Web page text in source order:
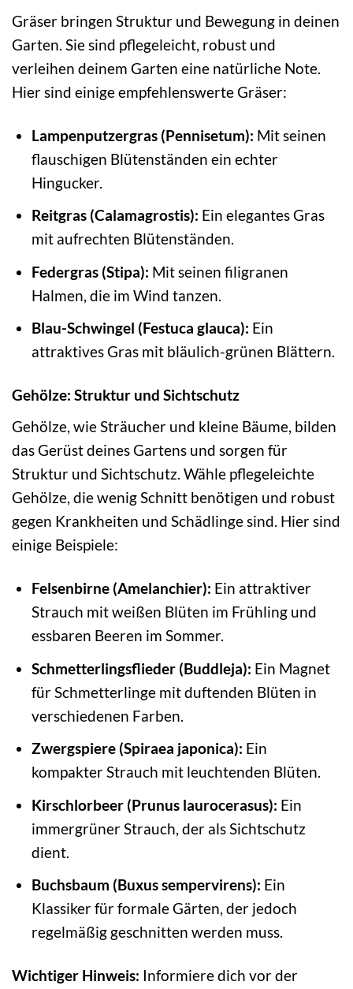
Gräser bringen Struktur und Bewegung in deinen
Garten. Sie sind pflegeleicht, robust und
verleihen deinem Garten eine natürliche Note.
Hier sind einige empfehlenswerte Gräser:
Lampenputzergras (Pennisetum): Mit seinen
flauschigen Blütenständen ein echter
Hingucker.
Reitgras (Calamagrostis): Ein elegantes Gras
mit aufrechten Blütenständen.
Federgras (Stipa): Mit seinen filigranen
Halmen, die im Wind tanzen.
Blau-Schwingel (Festuca glauca): Ein
attraktives Gras mit bläulich-grünen Blättern.
Gehölze: Struktur und Sichtschutz
Gehölze, wie Sträucher und kleine Bäume, bilden
das Gerüst deines Gartens und sorgen für
Struktur und Sichtschutz. Wähle pflegeleichte
Gehölze, die wenig Schnitt benötigen und robust
gegen Krankheiten und Schädlinge sind. Hier sind
einige Beispiele:
Felsenbirne (Amelanchier): Ein attraktiver
Strauch mit weißen Blüten im Frühling und
essbaren Beeren im Sommer.
Schmetterlingsflieder (Buddleja): Ein Magnet
für Schmetterlinge mit duftenden Blüten in
verschiedenen Farben.
Zwergspiere (Spiraea japonica): Ein
kompakter Strauch mit leuchtenden Blüten.
Kirschlorbeer (Prunus laurocerasus): Ein
immergrüner Strauch, der als Sichtschutz
dient.
Buchsbaum (Buxus sempervirens): Ein
Klassiker für formale Gärten, der jedoch
regelmäßig geschnitten werden muss.
Wichtiger Hinweis: Informiere dich vor der